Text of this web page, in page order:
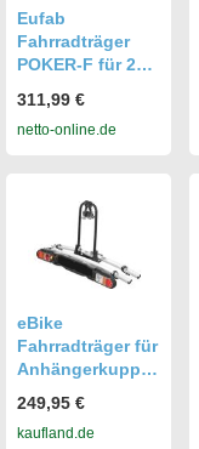
Eufab
Fahrradträger
POKER-F für 2
Fahrradheckträg
er für
311,99 €
netto-online.de
eBike
Fahrradträger für
Anhängerkupplu
Heckträger
Radträger - Back
249,95 €
kaufland.de